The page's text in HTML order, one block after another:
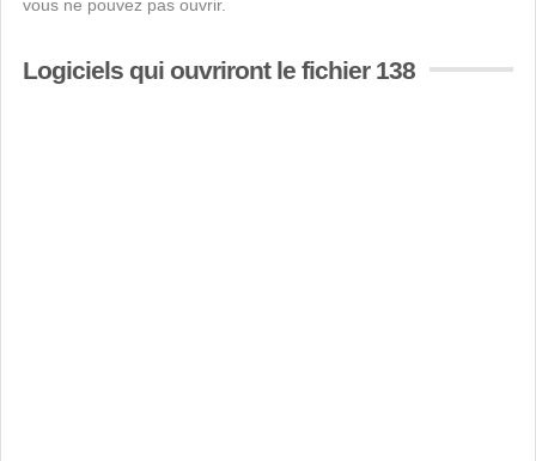
vous ne pouvez pas ouvrir.
Logiciels qui ouvriront le fichier 138